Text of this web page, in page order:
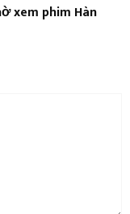
xem phim Hàn